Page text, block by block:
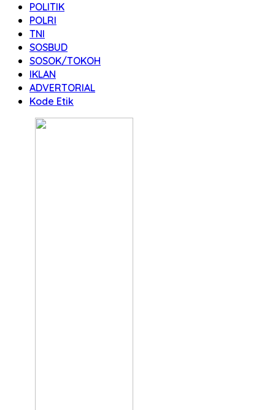
POLITIK
POLRI
TNI
SOSBUD
SOSOK/TOKOH
IKLAN
ADVERTORIAL
Kode Etik